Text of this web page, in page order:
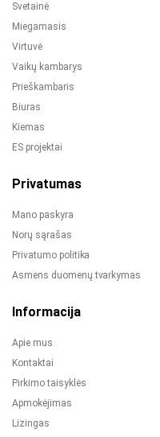
Svetainė
Miegamasis
Virtuvė
Vaikų kambarys
Prieškambaris
Biuras
Kiemas
ES projektai
Privatumas
Mano paskyra
Norų sąrašas
Privatumo politika
Asmens duomenų tvarkymas
Informacija
Apie mus
Kontaktai
Pirkimo taisyklės
Apmokėjimas
Lizingas